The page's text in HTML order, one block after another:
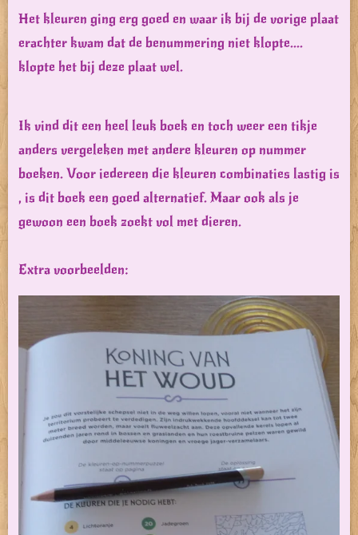
Het kleuren ging erg goed en waar ik bij de vorige plaat
erachter kwam dat de benummering niet klopte....
klopte het bij deze plaat wel.
Ik vind dit een heel leuk boek en toch weer een tikje
anders vergeleken met andere kleuren op nummer
boeken. Voor iedereen die kleuren combinaties lastig is
, is dit boek een goed alternatief. Maar ook als je
gewoon een boek zoekt vol met dieren.
Extra voorbeelden: